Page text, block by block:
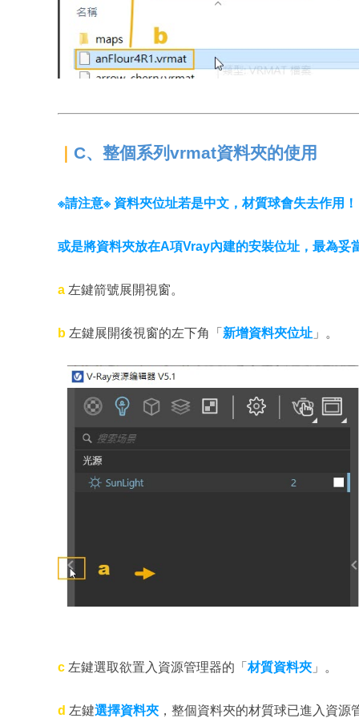
C、整個系列vrmat資料夾的使用
※請注意※ 資料夾位址若是中文，材質球會失去作用！
或是將資料夾放在A項Vray內建的安裝位址，最為妥
a 左鍵箭號展開視窗。
b 左鍵展開後視窗的左下角「 新增資料夾位址 」。
c 左鍵選取欲置入資源管理器的「材質資料夾 」。
d 左鍵選擇資料夾 ，整個資料夾的材質球已進入資源